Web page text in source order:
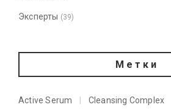
Эксперты (39)
Метки
Active Serum Cleansing Complex